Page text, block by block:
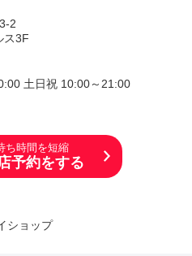
ス3F
土日祝 10:00～21:00
ち時間を短縮
予約をする
ショップ